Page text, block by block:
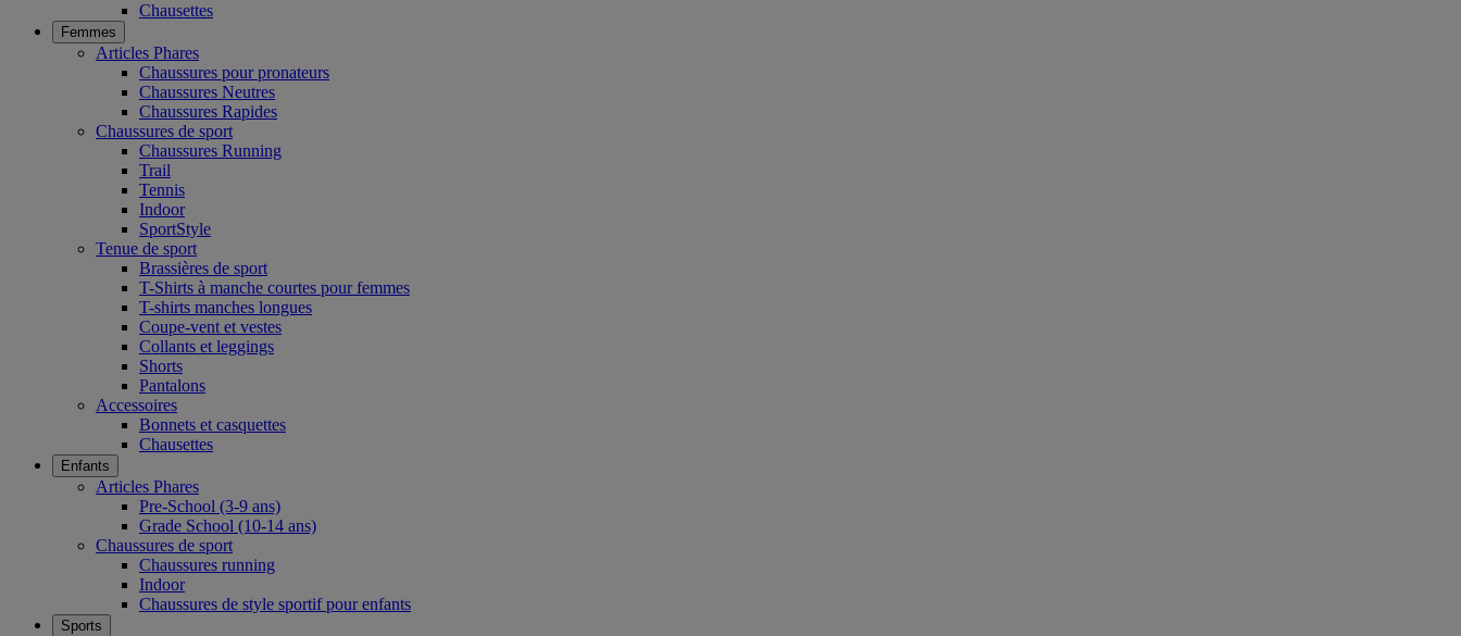
Chausettes
Femmes
Articles Phares
Chaussures pour pronateurs
Chaussures Neutres
Chaussures Rapides
Chaussures de sport
Chaussures Running
Trail
Tennis
Indoor
SportStyle
Tenue de sport
Brassières de sport
T-Shirts à manche courtes pour femmes
T-shirts manches longues
Coupe-vent et vestes
Collants et leggings
Shorts
Pantalons
Accessoires
Bonnets et casquettes
Chausettes
Enfants
Articles Phares
Pre-School (3-9 ans)
Grade School (10-14 ans)
Chaussures de sport
Chaussures running
Indoor
Chaussures de style sportif pour enfants
Sports